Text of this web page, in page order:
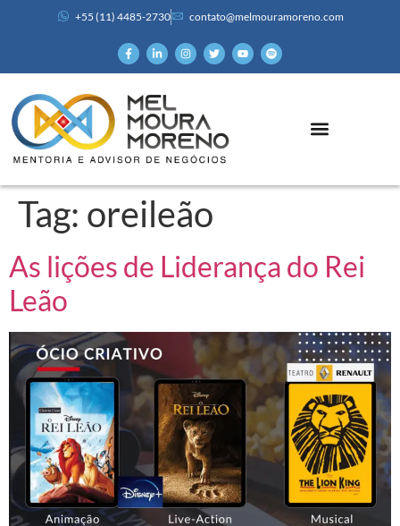
+55 (11) 4485-2730 contato@melmouramoreno.com
Tag: oreileão
As lições de Liderança do Rei
Leão